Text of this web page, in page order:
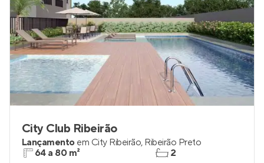
City Club Ribeirão
Lançamento em City Ribeirão, Ribeirão Preto
64 a 80 m²
2